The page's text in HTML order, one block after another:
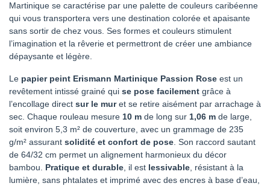
Martinique se caractérise par une palette de couleurs caribéenne
qui vous transportera vers une destination colorée et apaisante
sans sortir de chez vous. Ses formes et couleurs stimulent
l’imagination et la rêverie et permettront de créer une ambiance
dépaysante et légère.
Le papier peint Erismann Martinique Passion Rose est un
revêtement intissé grainé qui se pose facilement grâce à
l’encollage direct sur le muret se retire aisément par arrachage à
sec. Chaque rouleau mesure 10 m de long sur 1,06 m de large,
soit environ 5,3 m² de couverture, avec un grammage de 235
g/m² assurant solidité et confort de pose . Son raccord sautant
de 64/32 cm permet un alignement harmonieux du décor
bambou. Pratique et durable , il est lessivable , résistant à la
lumière, sans phtalates et imprimé avec des encres à base d’eau,